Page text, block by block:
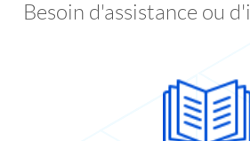
Besoin d'assistance ou